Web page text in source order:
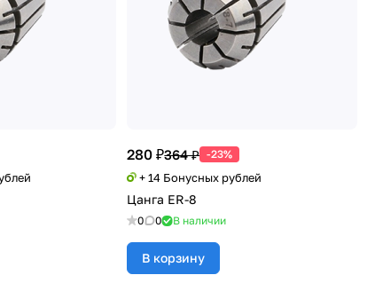
280 ₽364 ₽ -23%
+ 14 Бонусных рублей
Цанга ER-8
0 0 В наличии
В корзину